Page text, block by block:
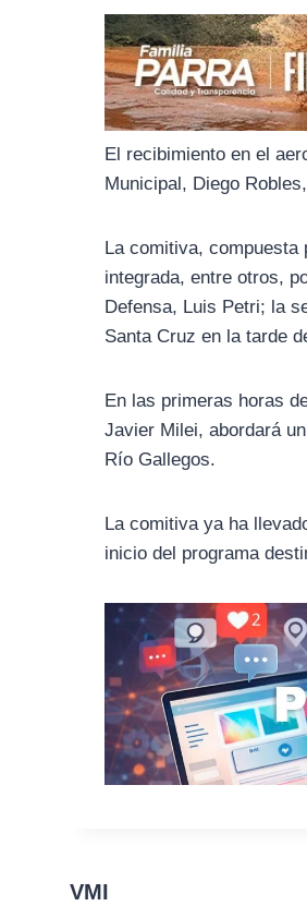
k
m
p
El recibimiento en el
Municipal, Diego
La comitiva, compuesta
integrada, entre otros,
Defensa, Luis Petri; la
Santa Cruz en la tarde
En las primeras horas
Javier Milei, abordará
Río Gallegos.
La comitiva ya ha
inicio del programa
VMI